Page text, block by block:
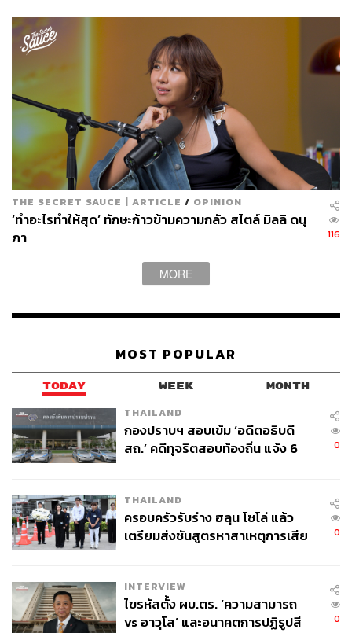
THE SECRET SAUCE | ARTICLE / OPINION
‘ทำอะไรทำให้สุด’ ทักษะก้าวข้ามความกลัว สไตล์ มิลลิ ดนุ
ภา
116
MORE
MOST POPULAR
TODAY WEEK MONTH
THAILAND
กองปราบฯ สอบเข้ม ‘อดีตอธิบดี
สถ.’ คดีทุจริตสอบท้องถิ่น แจ้ง 6
0
THAILAND
ครอบครัวรับร่าง ฮลุน โซโล่ แล้ว
เตรียมส่งชันสูตรหาสาเหตุการเสีย
0
INTERVIEW
ไขรหัสตั้ง ผบ.ตร. ‘ความสามารถ
vs อาวุโส’ และอนาคตการปฏิรูปสี
0